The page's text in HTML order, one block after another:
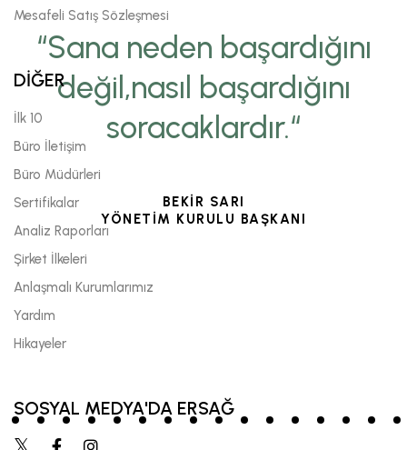
“Sana neden başardığını
değil,nasıl başardığını
soracaklardır.“
BEKİR SARI
YÖNETİM KURULU BAŞKANI
Mesafeli Satış Sözleşmesi
DİĞER
İlk 10
Büro İletişim
Büro Müdürleri
Sertifikalar
Analiz Raporları
Şirket İlkeleri
Anlaşmalı Kurumlarımız
Yardım
Hikayeler
SOSYAL MEDYA'DA ERSAĞ